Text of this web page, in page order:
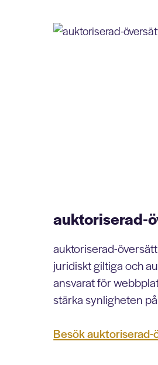
auktoriserad-
auktoriserad-
juridiskt giltiga och
ansvarat för
stärka synligheten
Besök